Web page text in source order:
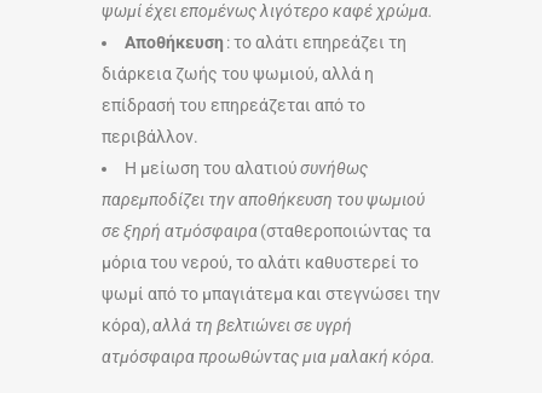
ψωμί έχει επομένως λιγότερο καφέ χρώμα.
Αποθήκευση : το αλάτι επηρεάζει τη
διάρκεια ζωής του ψωμιού, αλλά η
επίδρασή του επηρεάζεται από το
περιβάλλον.
Η μείωση του αλατιούσυνήθως
παρεμποδίζει την αποθήκευση του ψωμιού
σε ξηρή ατμόσφαιρα(σταθεροποιώντας τα
μόρια του νερού, το αλάτι καθυστερεί το
ψωμί από το μπαγιάτεμα και στεγνώσει την
κόρα),αλλά τη βελτιώνει σε υγρή
ατμόσφαιρα προωθώντας μια μαλακή κόρα.